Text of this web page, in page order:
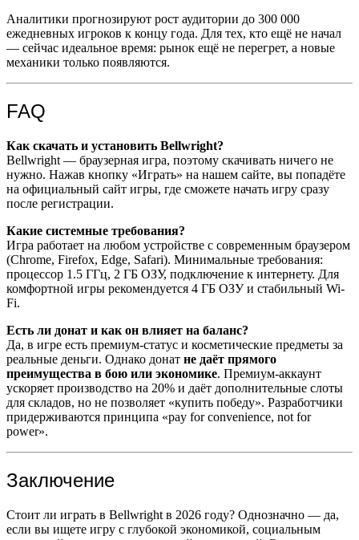
Аналитики прогнозируют рост аудитории до 300 000
ежедневных игроков к концу года. Для тех, кто ещё не начал
— сейчас идеальное время: рынок ещё не перегрет, а новые
механики только появляются.
FAQ
Как скачать и установить Bellwright?
Bellwright — браузерная игра, поэтому скачивать ничего не
нужно. Нажав кнопку «Играть» на нашем сайте, вы попадёте
на официальный сайт игры, где сможете начать игру сразу
после регистрации.
Какие системные требования?
Игра работает на любом устройстве с современным браузером
(Chrome, Firefox, Edge, Safari). Минимальные требования:
процессор 1.5 ГГц, 2 ГБ ОЗУ, подключение к интернету. Для
комфортной игры рекомендуется 4 ГБ ОЗУ и стабильный Wi-
Fi.
Есть ли донат и как он влияет на баланс?
Да, в игре есть премиум-статус и косметические предметы за
реальные деньги. Однако донат не даёт прямого
преимущества в бою или экономике. Премиум-аккаунт
ускоряет производство на 20% и даёт дополнительные слоты
для складов, но не позволяет «купить победу». Разработчики
придерживаются принципа «pay for convenience, not for
power».
Заключение
Стоит ли играть в Bellwright в 2026 году? Однозначно — да,
если вы ищете игру с глубокой экономикой, социальным